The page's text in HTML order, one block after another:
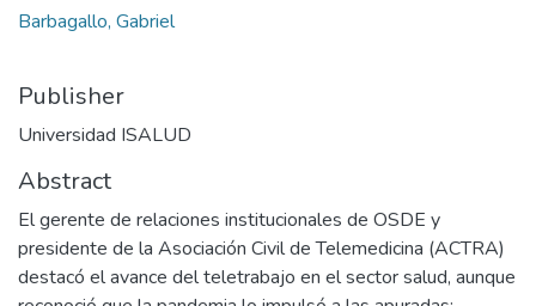
Barbagallo, Gabriel
Publisher
Universidad ISALUD
Abstract
El gerente de relaciones institucionales de OSDE y
presidente de la Asociación Civil de Telemedicina (ACTRA)
destacó el avance del teletrabajo en el sector salud, aunque